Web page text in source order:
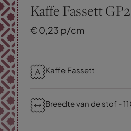
Kaffe Fassett
€ 0,23 p/cm
Kaffe Fassett
Breedte van de stof -